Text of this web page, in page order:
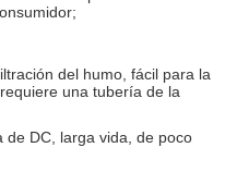
del humo, fácil para la
una tubería de la
de DC, larga vida, de poco